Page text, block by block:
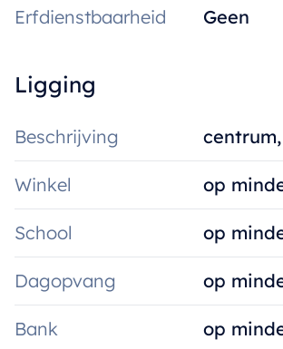
Erfdienstbaarheid Geen
Ligging
Beschrijving
Winkel op
School op
Dagopvang op
Bank op